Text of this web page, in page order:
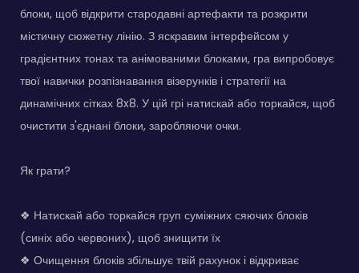
блоки, щоб відкрити стародавні артефакти та розкрити
містичну сюжетну лінію. З яскравим інтерфейсом у
градієнтних тонах та анімованими блоками, гра випробовує
твої навички розпізнавання візерунків і стратегії на
динамічних сітках 8x8. У цій грі натискай або торкайся, щоб
очистити з'єднані блоки, заробляючи очки.
Як грати?
❖ Натискай або торкайся груп суміжних сяючих блоків
(синіх або червоних), щоб знищити їх
❖ Очищення блоків збільшує твій рахунок і відкриває